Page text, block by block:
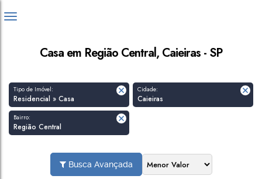
Casa em Região Central, Caieiras - SP
Tipo de Imóvel:
Residencial » Casa
Cidade:
Caieiras
Bairro:
Região Central
Busca Avançada